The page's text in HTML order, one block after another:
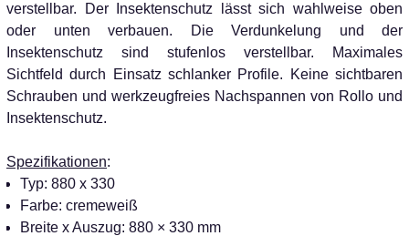
verstellbar. Der Insektenschutz lässt sich wahlweise oben
oder unten verbauen. Die Verdunkelung und der
Insektenschutz sind stufenlos verstellbar. Maximales
Sichtfeld durch Einsatz schlanker Profile. Keine sichtbaren
Schrauben und werkzeugfreies Nachspannen von Rollo und
Insektenschutz.
Spezifikationen:
Typ: 880 x 330
Farbe: cremeweiß
Breite x Auszug: 880 × 330 mm